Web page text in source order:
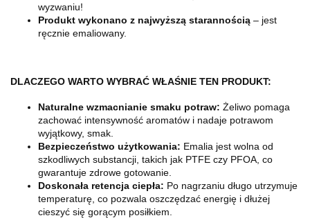
wyzwaniu!
Produkt wykonano z najwyższą starannością – jest
ręcznie emaliowany.
DLACZEGO WARTO WYBRAĆ WŁAŚNIE TEN PRODUKT:
Naturalne wzmacnianie smaku potraw: Żeliwo pomaga
zachować intensywność aromatów i nadaje potrawom
wyjątkowy, smak.
Bezpieczeństwo użytkowania: Emalia jest wolna od
szkodliwych substancji, takich jak PTFE czy PFOA, co
gwarantuje zdrowe gotowanie.
Doskonała retencja ciepła: Po nagrzaniu długo utrzymuje
temperaturę, co pozwala oszczędzać energię i dłużej
cieszyć się gorącym posiłkiem.